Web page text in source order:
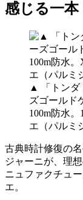
感じる一本
▲ 「トンダ
ズゴールド
100m防水
エ（パルミ
古典時計修復の
ジャーニが、理
ニュファクチュ
エ。